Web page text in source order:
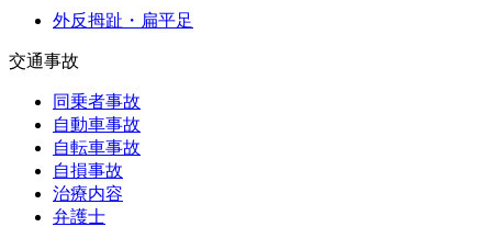
外反拇趾・扁平足
交通事故
同乗者事故
自動車事故
自転車事故
自損事故
治療内容
弁護士